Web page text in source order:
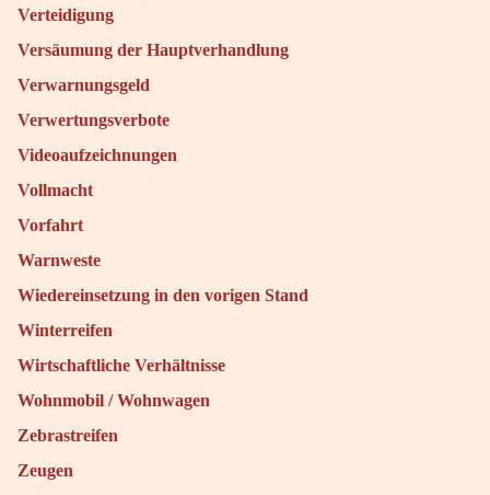
Verteidigung
Versäumung der Hauptverhandlung
Verwarnungsgeld
Verwertungsverbote
Videoaufzeichnungen
Vollmacht
Vorfahrt
Warnweste
Wiedereinsetzung in den vorigen Stand
Winterreifen
Wirtschaftliche Verhältnisse
Wohnmobil / Wohnwagen
Zebrastreifen
Zeugen